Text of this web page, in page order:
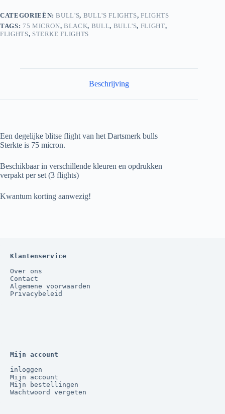
CATEGORIEËN:BULL'S, BULL'S FLIGHTS,FLIGHTS
TAGS: 75 MICRON,BLACK, BULL, BULL'S, FLIGHT,
FLIGHTS, STERKE FLIGHTS
Beschrijving
Een degelijke blitse flight van het Dartsmerk bulls
Sterkte is 75 micron.
Beschikbaar in verschillende kleuren en opdrukken
verpakt per set (3 flights)
Kwantum korting aanwezig!
Klantenservice
Over ons
Contact
Algemene voorwaarden
Privacybeleid
Mijn account
inloggen
Mijn account
Mijn bestellingen
Wachtwoord vergeten